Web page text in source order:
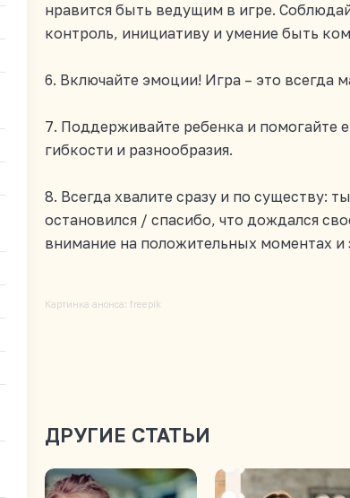
нравится быть ведущим в игре.
контроль, инициативу и умение быть
6. Включайте эмоции! Игра – это всегда
7. Поддерживайте ребенка и помогайте
гибкости и разнообразия.
8. Всегда хвалите сразу и по существу:
остановился / спасибо, что дождался
внимание на положительных моментах и
Картинка анонса: freepik
ДРУГИЕ СТАТЬИ